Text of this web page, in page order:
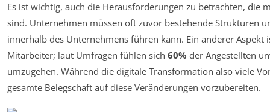
Es ist wichtig, auch die Herausforderungen zu betrachten, die
sind. Unternehmen müssen oft zuvor bestehende Strukturen
innerhalb des Unternehmens führen kann. Ein anderer
Mitarbeiter; laut Umfragen fühlen sich 60% der Angestellten
umzugehen. Während die digitale Transformation also viele
gesamte Belegschaft auf diese Veränderungen vorzubereiten.